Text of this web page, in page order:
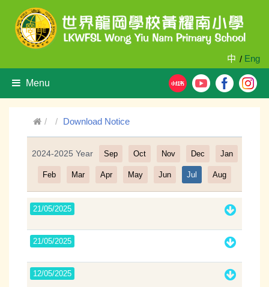
中 / Eng
Menu
Download Notice
Filter
2024-2025 Year Sep Oct Nov Dec Jan
Feb Mar Apr May Jun Jul Aug
21/05/2025
21/05/2025
12/05/2025